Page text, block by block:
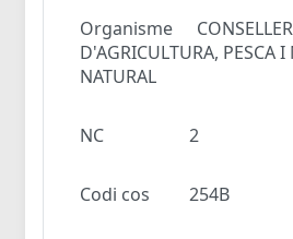
Organisme
D'AGRICULTURA, PESCA
NATURAL
NC 2
Codi cos 254B